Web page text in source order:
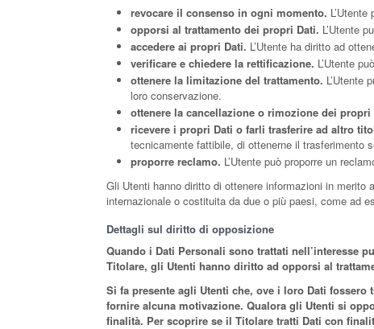
revocare il consenso in ogni momento.
opporsi al trattamento dei propri Dati. L’Utente
accedere ai propri Dati. L’Utente ha diritto ad
verificare e chiedere la rettificazione. L’Utente
ottenere la limitazione del trattamento. L’Utente
loro conservazione.
ottenere la cancellazione o rimozione dei propri
ricevere i propri Dati o farli trasferire ad altro
tecnicamente fattibile, di ottenerne il trasferimento
proporre reclamo. L’Utente può proporre un
Gli Utenti hanno diritto di ottenere informazioni in
internazionale o costituita da due o più paesi, come ad
Dettagli sul diritto di opposizione
Quando i Dati Personali sono trattati nell’interesse
Titolare, gli Utenti hanno diritto ad opporsi al
Si fa presente agli Utenti che, ove i loro Dati
fornire alcuna motivazione. Qualora gli Utenti si
finalità. Per scoprire se il Titolare tratti Dati con